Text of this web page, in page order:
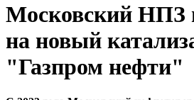
Московский НПЗ
на новый
"Газпром нефти"